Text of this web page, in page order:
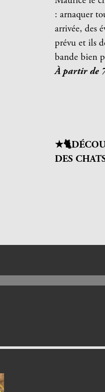
: arnaquer
arrivée, des
prévu et ils
bande bien
À partir de
★
DES